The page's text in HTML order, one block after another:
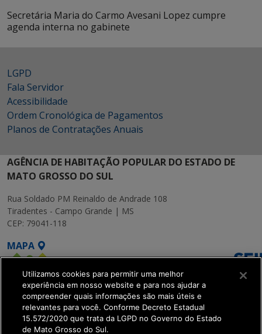
Secretária Maria do Carmo Avesani Lopez cumpre
agenda interna no gabinete
LGPD
Fala Servidor
Acessibilidade
Ordem Cronológica de Pagamentos
Planos de Contratações Anuais
AGÊNCIA DE HABITAÇÃO POPULAR DO ESTADO DE
MATO GROSSO DO SUL
Rua Soldado PM Reinaldo de Andrade 108
Tiradentes - Campo Grande | MS
CEP: 79041-118
MAPA
SETDIG | Secretaria-
Utilizamos cookies para permitir uma melhor
experiência em nosso website e para nos ajudar a
compreender quais informações são mais úteis e
relevantes para você. Conforme Decreto Estadual
15.572/2020 que trata da LGPD no Governo do Estado
de Mato Grosso do Sul.